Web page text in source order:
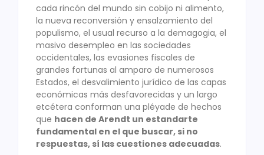
cada rincón del mundo sin cobijo ni alimento,
la nueva reconversión y ensalzamiento del
populismo, el usual recurso a la demagogia, el
masivo desempleo en las sociedades
occidentales, las evasiones fiscales de
grandes fortunas al amparo de numerosos
Estados, el desvalimiento jurídico de las capas
económicas más desfavorecidas y un largo
etcétera conforman una pléyade de hechos
que hacen de Arendt un estandarte
fundamental en el que buscar, si no
respuestas, sí las cuestiones adecuadas.